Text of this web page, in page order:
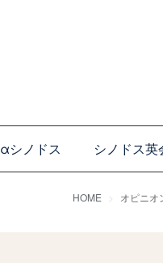
αシノドス シノドス
HOME オピニオ